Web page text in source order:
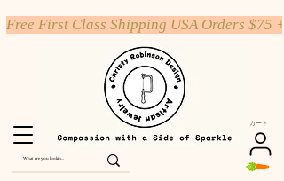
カート
Free First Class Shipping USA Orders $75 +